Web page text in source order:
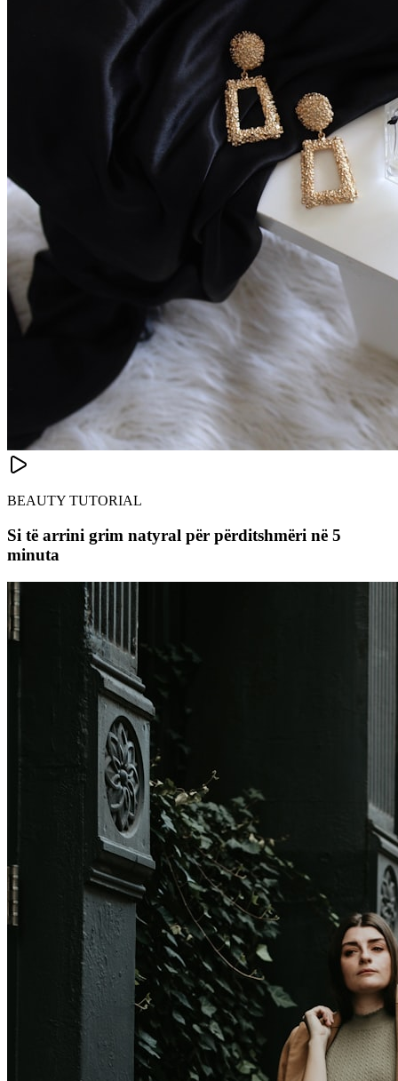
BEAUTY TUTORIAL
Si të arrini grim natyral për përditshmëri në 5
minuta